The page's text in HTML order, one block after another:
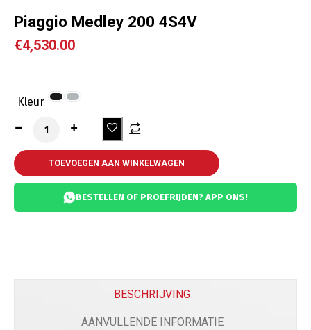
Piaggio Medley 200 4S4V
€4,530.00
Kleur
TOEVOEGEN AAN WINKELWAGEN
BESTELLEN OF PROEFRIJDEN? APP ONS!
BESCHRIJVING
AANVULLENDE INFORMATIE